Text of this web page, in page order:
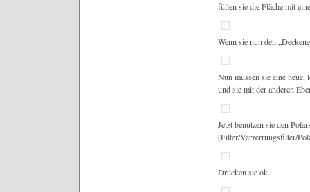
füllen sie die Fläche mit
Wenn sie nun den
Nun müssen sie eine neue,
und sie mit der anderen
Jetzt benutzen sie den
(Filter/Verzerrungsfilter/
Drücken sie ok.